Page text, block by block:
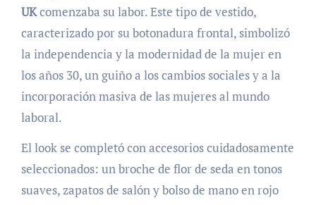
UKcomenzaba su labor. Este tipo de vestido,
caracterizado por su botonadura frontal, simbolizó
la independencia y la modernidad de la mujer en
los años 30, un guiño a los cambios sociales y a la
incorporación masiva de las mujeres al mundo
laboral.
El look se completó con accesorios cuidadosamente
seleccionados: un broche de flor de seda en tonos
suaves, zapatos de salón y bolso de mano en rojo